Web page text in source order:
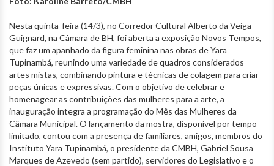
Nesta quinta-feira (14/3), no Corredor Cultural Alberto da Veiga
Guignard, na Câmara de BH, foi aberta a exposição Novos Tempos,
que faz um apanhado da figura feminina nas obras de Yara
Tupinambá, reunindo uma variedade de quadros considerados
artes mistas, combinando pintura e técnicas de colagem para criar
peças únicas e expressivas. Com o objetivo de celebrar e
homenagear as contribuições das mulheres para a arte, a
inauguração integra a programação do Mês das Mulheres da
Câmara Municipal. O lançamento da mostra, disponível por tempo
limitado, contou com a presença de familiares, amigos, membros do
Instituto Yara Tupinambá, o presidente da CMBH, Gabriel Sousa
Marques de Azevedo (sem partido), servidores do Legislativo e o